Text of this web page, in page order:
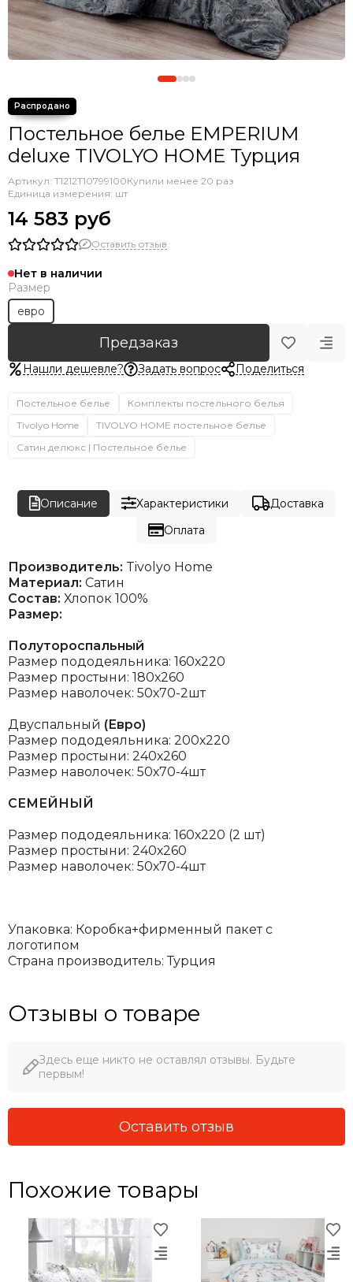
Постельное белье EMPERIUM
deluxe TIVOLYO HOME Турция
Артикул: T1212T10799100Купили менее 20 раз
Единица измерения: шт
14 583 руб
Оставить отзыв
Нет в наличии
Размер
евро
Предзаказ
Нашли дешевле? Задать вопрос Поделиться
Постельное белье
Комплекты постельного белья
Tivolyo Home
TIVOLYO HOME постельное белье
Сатин делюкс | Постельное белье
Описание Характеристики
Доставка
Оплата
Производитель: Tivolyo Home
Материал: Сатин
Состав: Хлопок 100%
Размер:
Полутороспальный
Размер пододеяльника: 160х220
Размер простыни: 180х260
Размер наволочек: 50х70-2шт
Двуспальный (Евро)
Размер пододеяльника: 200х220
Размер простыни: 240х260
Размер наволочек: 50х70-4шт
СЕМЕЙНЫЙ
Размер пододеяльника: 160х220 (2 шт)
Размер простыни: 240х260
Размер наволочек: 50х70-4шт
Упаковка: Коробка+фирменный пакет с
логотипом
Страна производитель: Турция
Отзывы о товаре
Здесь еще никто не оставлял отзывы. Будьте
первым!
Оставить отзыв
Похожие товары